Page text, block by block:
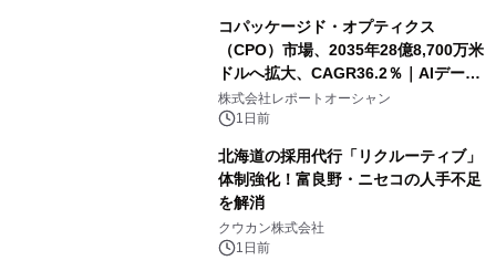
コパッケージド・オプティクス
（CPO）市場、2035年28億8,700万米
ドルへ拡大、CAGR36.2％｜AIデータ
センター・高速光通信需要が成長を加
速
株式会社レポートオーシャン
1日前
北海道の採用代行「リクルーティブ」
体制強化！富良野・ニセコの人手不足
を解消
クウカン株式会社
1日前